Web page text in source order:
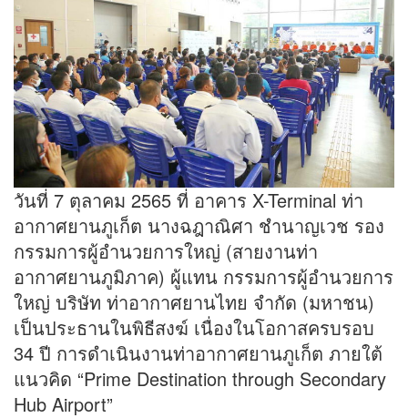
วันที่ 7 ตุลาคม 2565 ที่ อาคาร X-Terminal ท่า
อากาศยานภูเก็ต นางฉฎาณิศา ชำนาญเวช รอง
กรรมการผู้อำนวยการใหญ่ (สายงานท่า
อากาศยานภูมิภาค) ผู้แทน กรรมการผู้อำนวยการ
ใหญ่ บริษัท ท่าอากาศยานไทย จำกัด (มหาชน)
เป็นประธานในพิธีสงฆ์ เนื่องในโอกาสครบรอบ
34 ปี การดำเนินงานท่าอากาศยานภูเก็ต ภายใต้
แนวคิด “Prime Destination through Secondary
Hub Airport”